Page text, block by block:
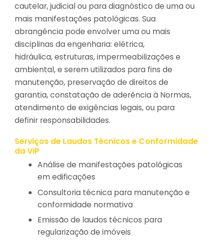
cautelar, judicial ou para diagnóstico de uma ou
mais manifestações patológicas. Sua
abrangência pode envolver uma ou mais
disciplinas da engenharia: elétrica,
hidráulica, estruturas, impermeabilizações e
ambiental, e serem utilizados para fins de
manutenção, preservação de direitos de
garantia, constatação de aderência à Normas,
atendimento de exigências legais, ou para
definir responsabilidades.
Serviços de Laudos Técnicos e Conformidade
da VIP
Análise de manifestações patológicas
em edificações
Consultoria técnica para manutenção e
conformidade normativa
Emissão de laudos técnicos para
regularização de imóveis